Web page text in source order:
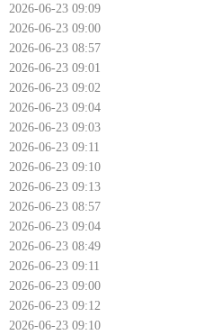
2026-06-23 09:09
2026-06-23 09:00
2026-06-23 08:57
2026-06-23 09:01
2026-06-23 09:02
2026-06-23 09:04
2026-06-23 09:03
2026-06-23 09:11
2026-06-23 09:10
2026-06-23 09:13
2026-06-23 08:57
2026-06-23 09:04
2026-06-23 08:49
2026-06-23 09:11
2026-06-23 09:00
2026-06-23 09:12
2026-06-23 09:10